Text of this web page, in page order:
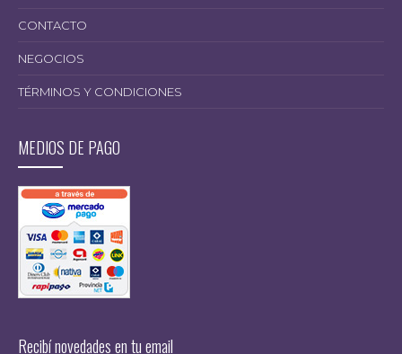
CONTACTO
NEGOCIOS
TÉRMINOS Y CONDICIONES
MEDIOS DE PAGO
Recibí novedades en tu email